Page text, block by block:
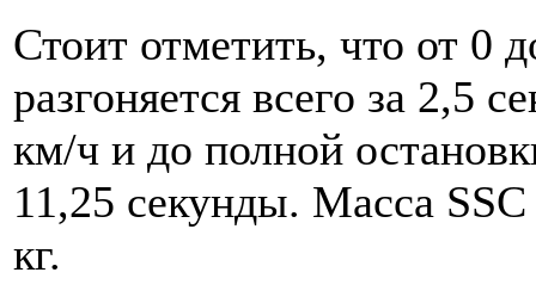
Стоит отметить, что от 0
разгоняется всего за 2,5
км/ч и до полной
11,25 секунды. Масса SSC
кг.